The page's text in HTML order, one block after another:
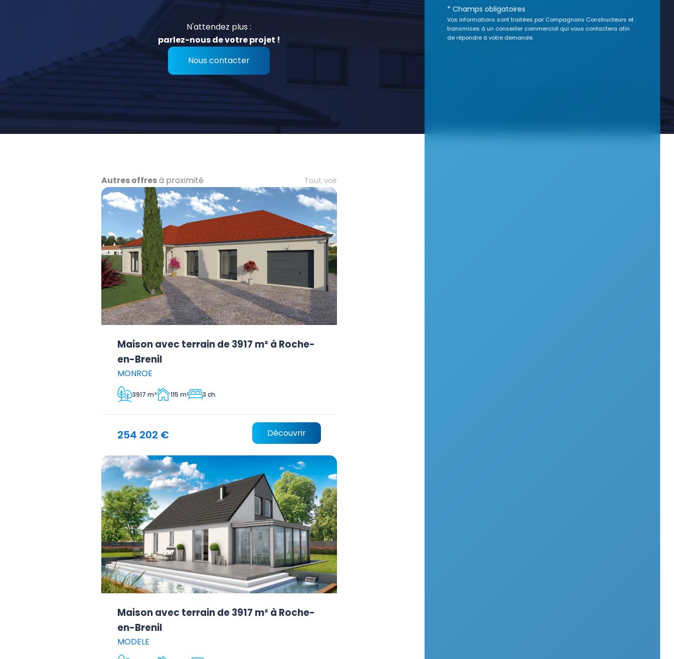
N'attendez plus :
parlez-nous de votre projet !
Nous contacter
Autres offresà proximité Tout voir
Maison avec terrain de 3917 m² à Roche-
en-Brenil
MONROE
3917 m² 115 m² 3 ch.
254 202 € Découvrir
Maison avec terrain de 3917 m² à Roche-
en-Brenil
MODELE
* Champs obligatoires
Vos informations sont traitées par Compagnons Constructeurs et
transmises à un conseiller commercial qui vous contactera afin
de répondre à votre demande.